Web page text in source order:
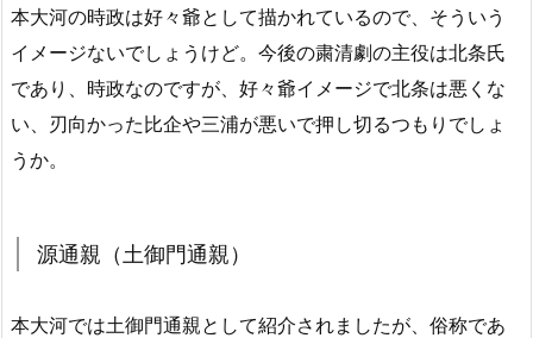
本大河の時政は好々爺として描かれているので、そういう
イメージないでしょうけど。今後の粛清劇の主役は北条氏
であり、時政なのですが、好々爺イメージで北条は悪くな
い、刃向かった比企や三浦が悪いで押し切るつもりでしょ
うか。
源通親（土御門通親）
本大河では土御門通親として紹介されましたが、俗称であ